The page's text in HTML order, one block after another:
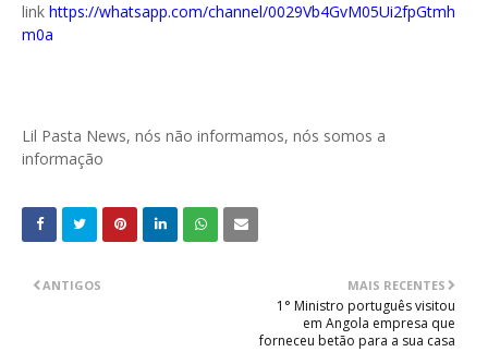
link https://whatsapp.com/channel/0029Vb4GvM05Ui2fpGtmh
m0a
Lil Pasta News, nós não informamos, nós somos a
informação
MAIS RECENTES
1° Ministro português visitou
em Angola empresa que
forneceu betão para a sua casa
ANTIGOS